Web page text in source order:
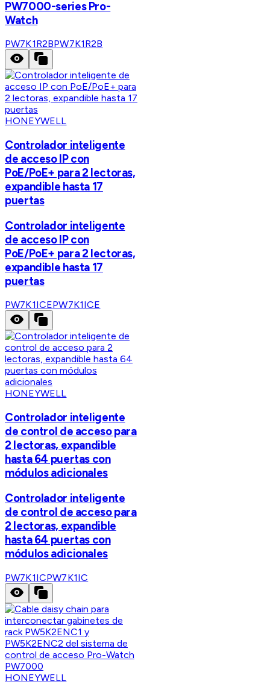
PW7000-series Pro-
Watch
PW7K1R2BPW7K1R2B
HONEYWELL
Controlador inteligente
de acceso IP con
PoE/PoE+ para 2 lectoras,
expandible hasta 17
puertas
Controlador inteligente
de acceso IP con
PoE/PoE+ para 2 lectoras,
expandible hasta 17
puertas
PW7K1ICEPW7K1ICE
HONEYWELL
Controlador inteligente
de control de acceso para
2 lectoras, expandible
hasta 64 puertas con
módulos adicionales
Controlador inteligente
de control de acceso para
2 lectoras, expandible
hasta 64 puertas con
módulos adicionales
PW7K1ICPW7K1IC
HONEYWELL